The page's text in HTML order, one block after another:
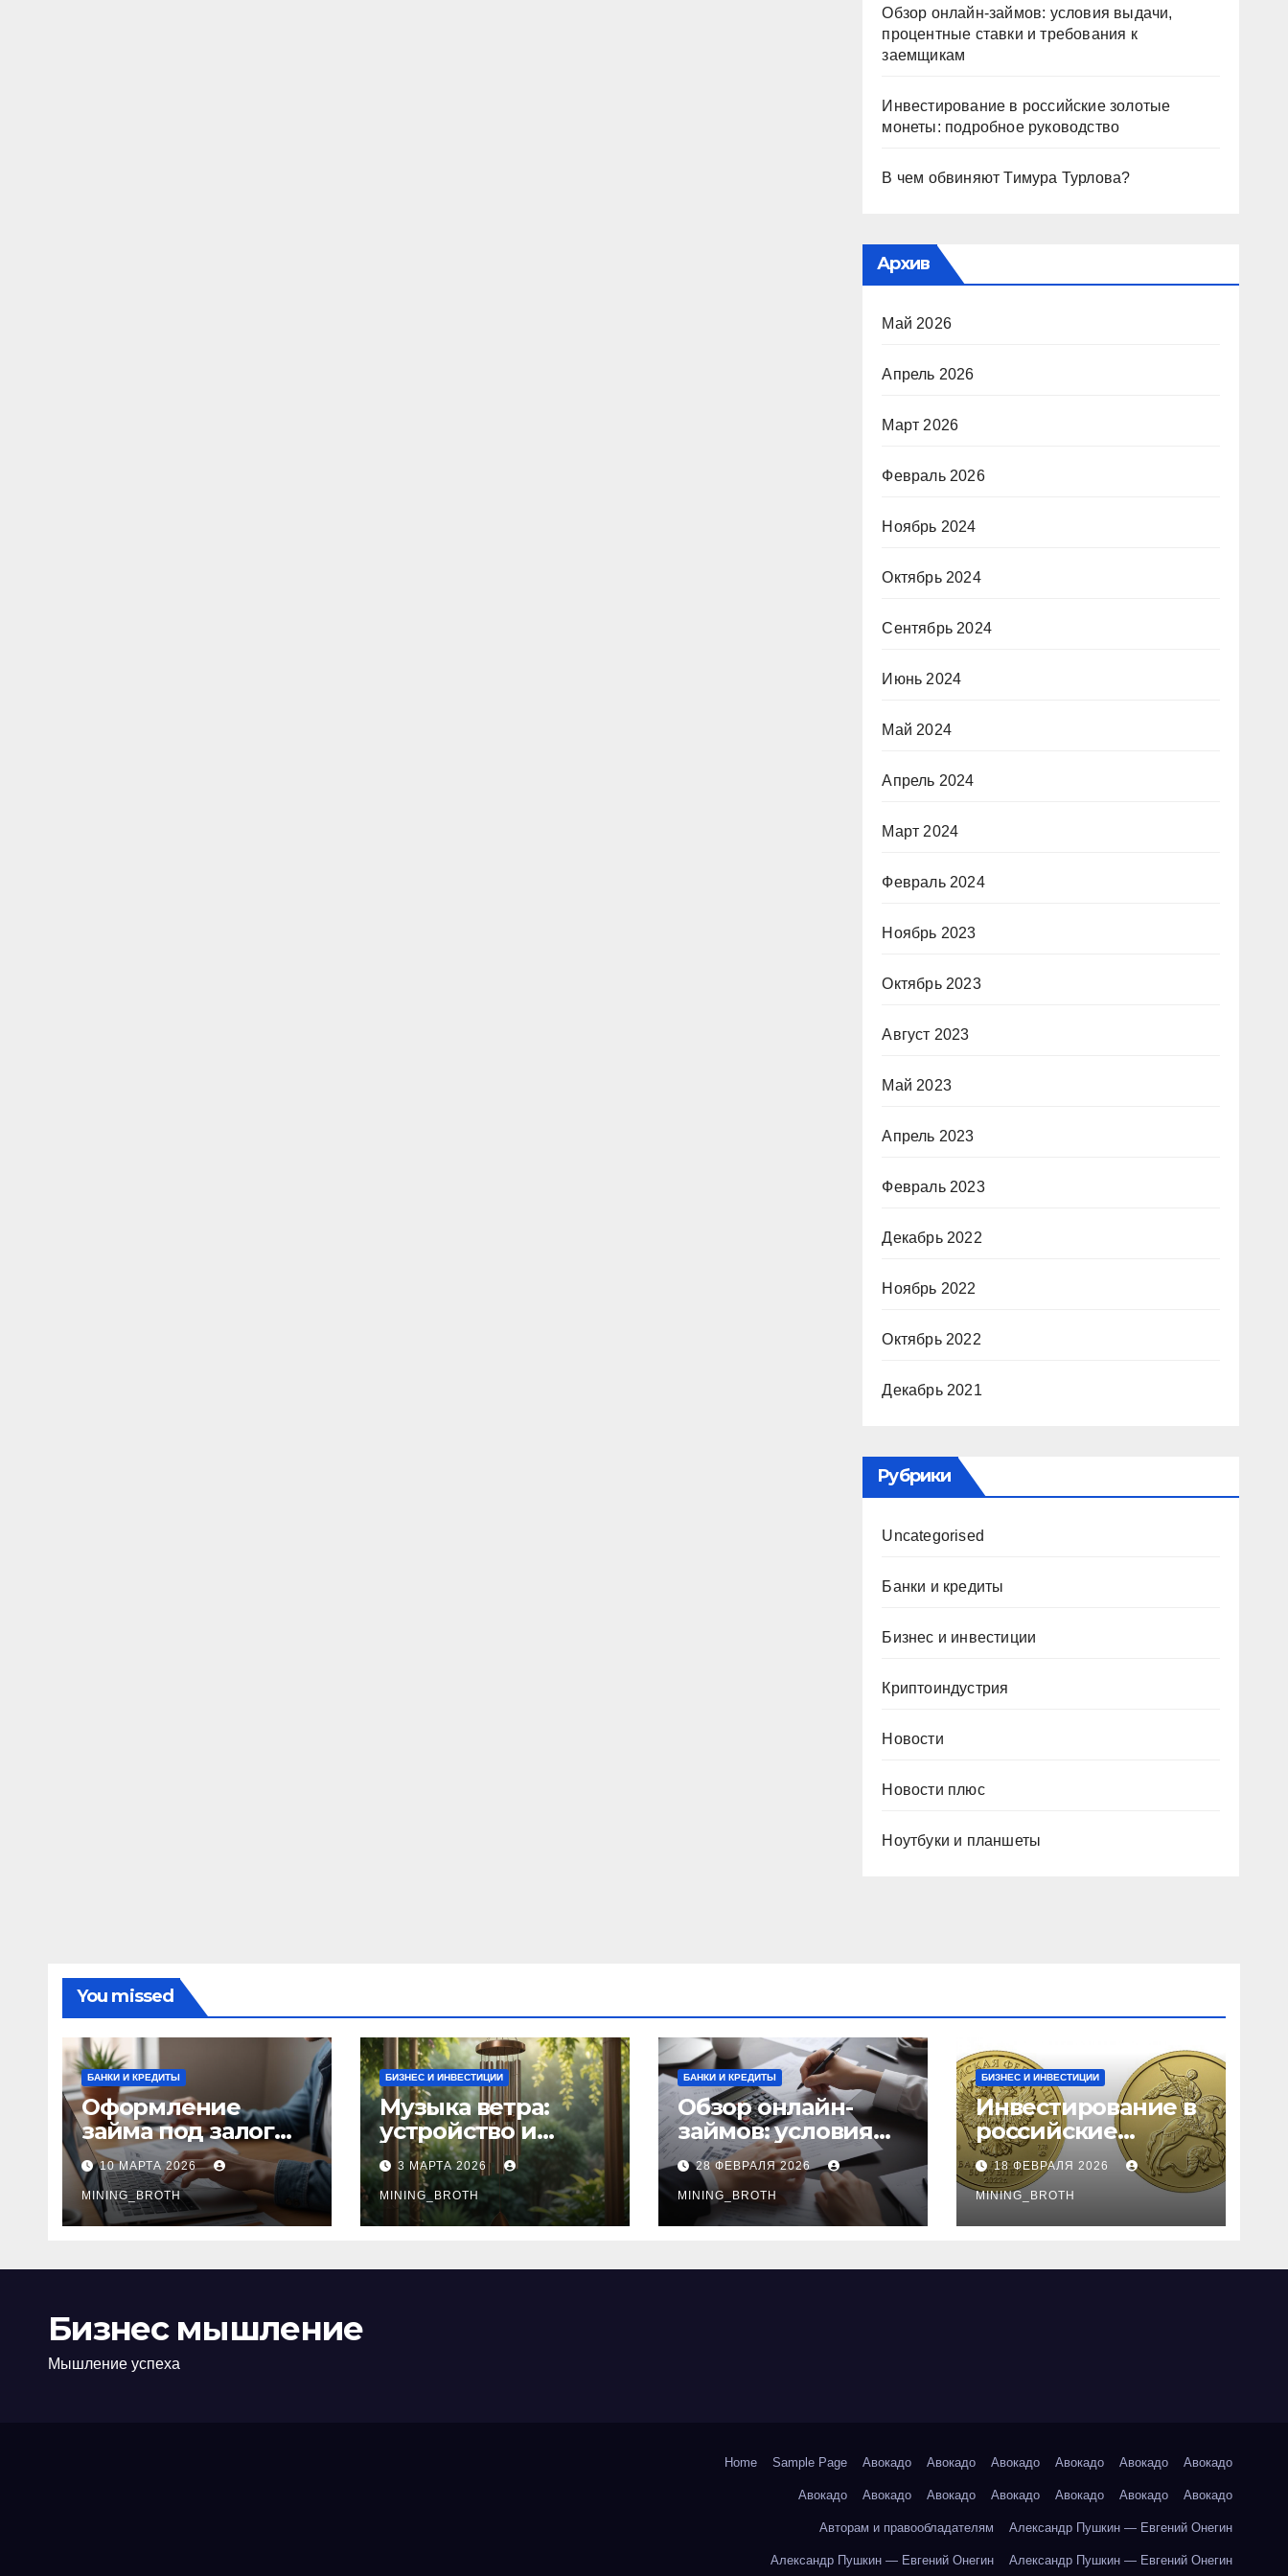
Обзор онлайн-займов: условия выдачи,
процентные ставки и требования к
заемщикам
Инвестирование в российские золотые
монеты: подробное руководство
В чем обвиняют Тимура Турлова?
Архив
Май 2026
Апрель 2026
Март 2026
Февраль 2026
Ноябрь 2024
Октябрь 2024
Сентябрь 2024
Июнь 2024
Май 2024
Апрель 2024
Март 2024
Февраль 2024
Ноябрь 2023
Октябрь 2023
Август 2023
Май 2023
Апрель 2023
Февраль 2023
Декабрь 2022
Ноябрь 2022
Октябрь 2022
Декабрь 2021
Рубрики
Uncategorised
Банки и кредиты
Бизнес и инвестиции
Криптоиндустрия
Новости
Новости плюс
Ноутбуки и планшеты
You missed
БАНКИ И КРЕДИТЫ
Оформление
займа под залог
ПТС онлайн на
карту без визита в
офис: порядок,
требования и
10 МАРТА 2026
MINING_BROTH
БИЗНЕС И ИНВЕСТИЦИИ
Музыка ветра:
устройство и
принципы
звучания
колокольчиков
3 МАРТА 2026
MINING_BROTH
БАНКИ И КРЕДИТЫ
Обзор онлайн-
займов: условия
выдачи,
процентные
ставки и
требования к
28 ФЕВРАЛЯ 2026
MINING_BROTH
БИЗНЕС И ИНВЕСТИЦИИ
Инвестирование в
российские
золотые монеты:
подробное
руководство
18 ФЕВРАЛЯ 2026
MINING_BROTH
Бизнес мышление
Мышление успеха
Home Sample Page Авокадо Авокадо Авокадо Авокадо Авокадо Авокадо
Авокадо Авокадо Авокадо Авокадо Авокадо Авокадо Авокадо
Авторам и правообладателям Александр Пушкин — Евгений Онегин
Александр Пушкин — Евгений Онегин Александр Пушкин — Евгений Онегин